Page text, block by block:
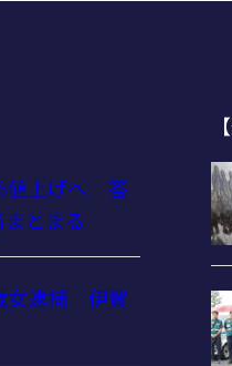
値上げへ 答
とまる
女逮捕 伊賀